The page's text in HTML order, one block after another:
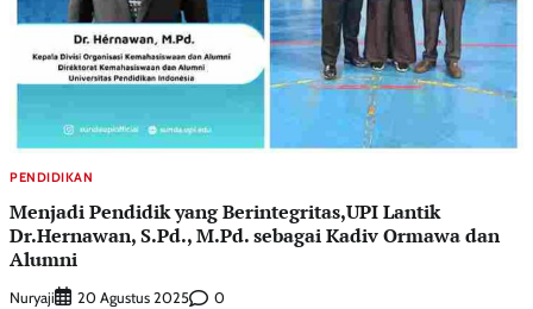
PENDIDIKAN
Menjadi Pendidik yang Berintegritas,UPI Lantik
Dr.Hernawan, S.Pd., M.Pd. sebagai Kadiv Ormawa dan
Alumni
Nuryaji 20 Agustus 2025 0